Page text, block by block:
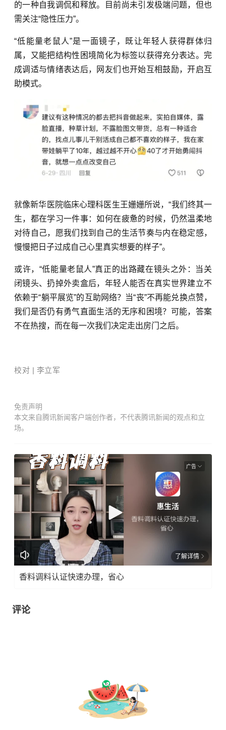
的一种自我调侃和释放。目前尚未引发极端问题，但也
需关注“隐性压力”。
“低能量老鼠人”是一面镜子，
既让年轻人获得群体归
属，又能把结构性困境简化为标签以获得充分表达。 完
成调适与情绪表达后，网友们也开始互相鼓励，开启互
助模式。
就像新华医院临床心理科医生王姗姗所说，“我们终其一
生，都在学习一件事：如何在疲惫的时候，仍然温柔地
对待自己，愿我们找到自己的生活节奏与内在稳定感，
慢慢把日子过成自己心里真实想要的样子”。
或许，“低能量老鼠人”真正的出路藏在镜头之外：当关
闭镜头、扔掉外卖盒后，年轻人能否在真实世界建立不
依赖于“躺平展览”的互助网络？当“丧”不再能兑换点赞，
我们是否仍有勇气直面生活的无序和困境？可能，答案
不在热搜，而在每一次我们决定走出房门之后。
校对 | 李立军
免责声明
本文来自腾讯新闻客户端创作者，不代表腾讯新闻的观点和立
场。
广告
了解详情
香料调料认证快速办理，省心
评论